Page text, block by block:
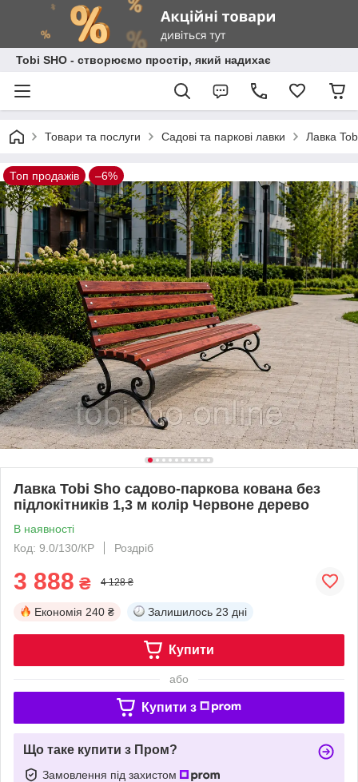
Tobi SHO - створюємо простір, який надихає
Товари та послуги Садові та паркові лавки Лавка
Топ продажів –6%
Лавка Tobi Sho садово-паркова кована без
підлокітників 1,3 м колір Червоне дерево
В наявності
Код: 9.0/130/КР
Роздріб
3 888 ₴ 4 128 ₴
Економія 240 ₴ Залишилось 23 дні
Купити
або
Купити з
Що таке купити з Пром?
Замовлення під захистом